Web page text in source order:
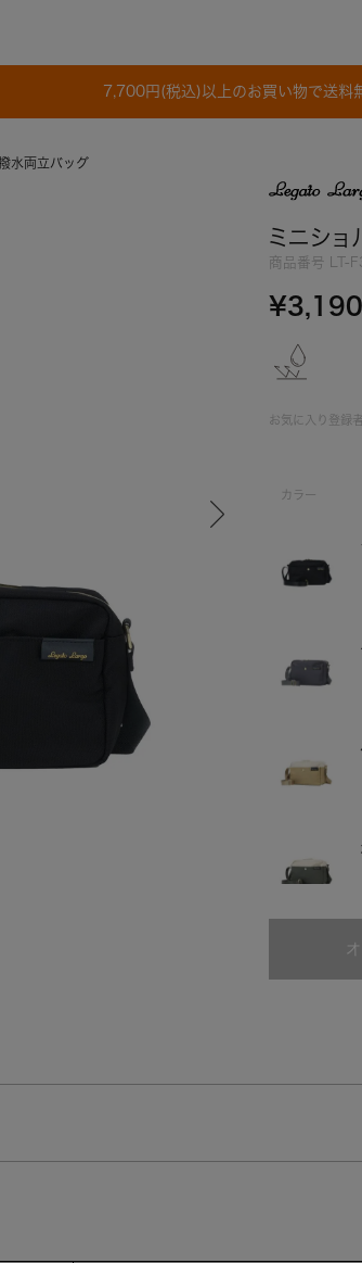
7,700円(税込)以上のお買い物で送料
水両立バッグ
ミニシ
商品番号 LT-
¥3,190
お気に入り登録者
カラー